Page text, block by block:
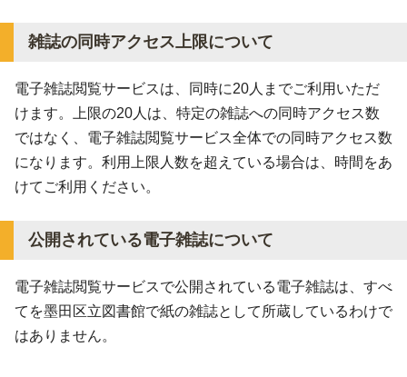
雑誌の同時アクセス上限について
電子雑誌閲覧サービスは、同時に20人までご利用いただ
けます。上限の20人は、特定の雑誌への同時アクセス数
ではなく、電子雑誌閲覧サービス全体での同時アクセス数
になります。利用上限人数を超えている場合は、時間をあ
けてご利用ください。
公開されている電子雑誌について
電子雑誌閲覧サービスで公開されている電子雑誌は、すべ
てを墨田区立図書館で紙の雑誌として所蔵しているわけで
はありません。